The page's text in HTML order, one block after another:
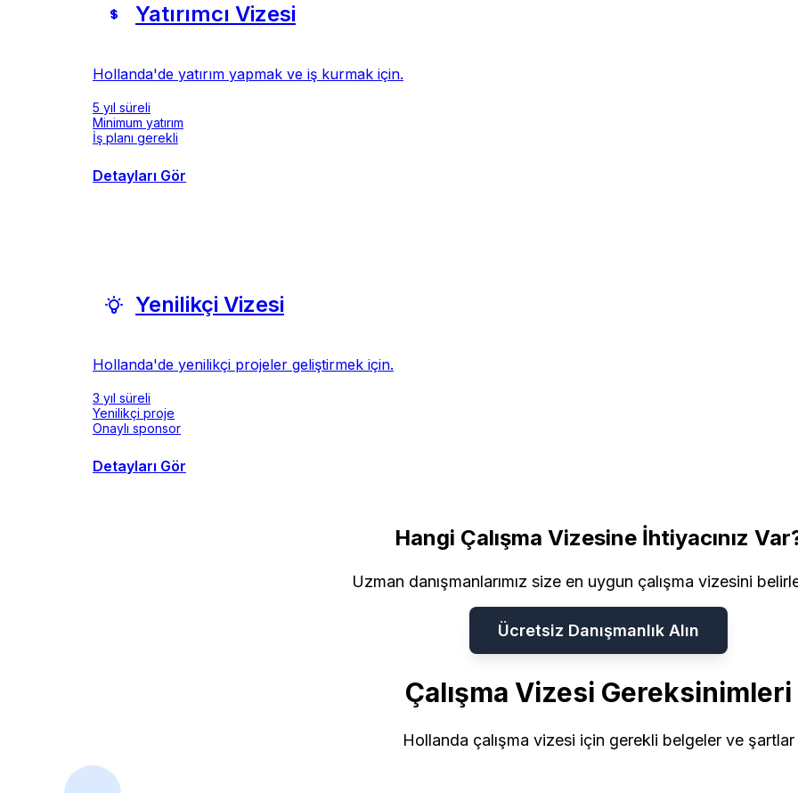
Yatırımcı Vizesi
Hollanda'de yatırım yapmak ve iş kurmak için.
5 yıl süreli
Minimum yatırım
İş planı gerekli
Detayları Gör
Yenilikçi Vizesi
Hollanda'de yenilikçi projeler geliştirmek için.
3 yıl süreli
Yenilikçi proje
Onaylı sponsor
Detayları Gör
Hangi Çalışma Vizesine İhtiyacınız
Uzman danışmanlarımız size en uygun çalışma vizesini
Ücretsiz Danışmanlık Alın
Çalışma Vizesi Gereksinimleri
Hollanda çalışma vizesi için gerekli belgeler ve şartlar